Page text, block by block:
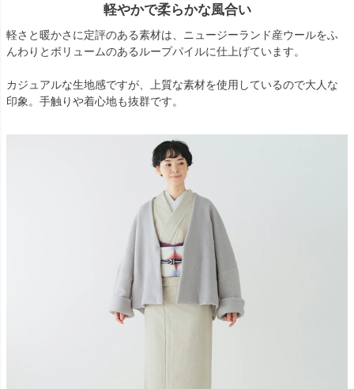
軽やかで柔らかな風合い
軽さと暖かさに定評のある素材は、ニュージーランド産ウールをふ
んわりとボリュームのあるループパイルに仕上げています。
カジュアルな生地感ですが、上質な素材を使用しているので大人な
印象。手触りや着心地も抜群です。